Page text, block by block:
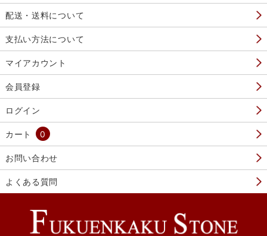
配送・送料について
支払い方法について
マイアカウント
会員登録
ログイン
カート 0
お問い合わせ
よくある質問